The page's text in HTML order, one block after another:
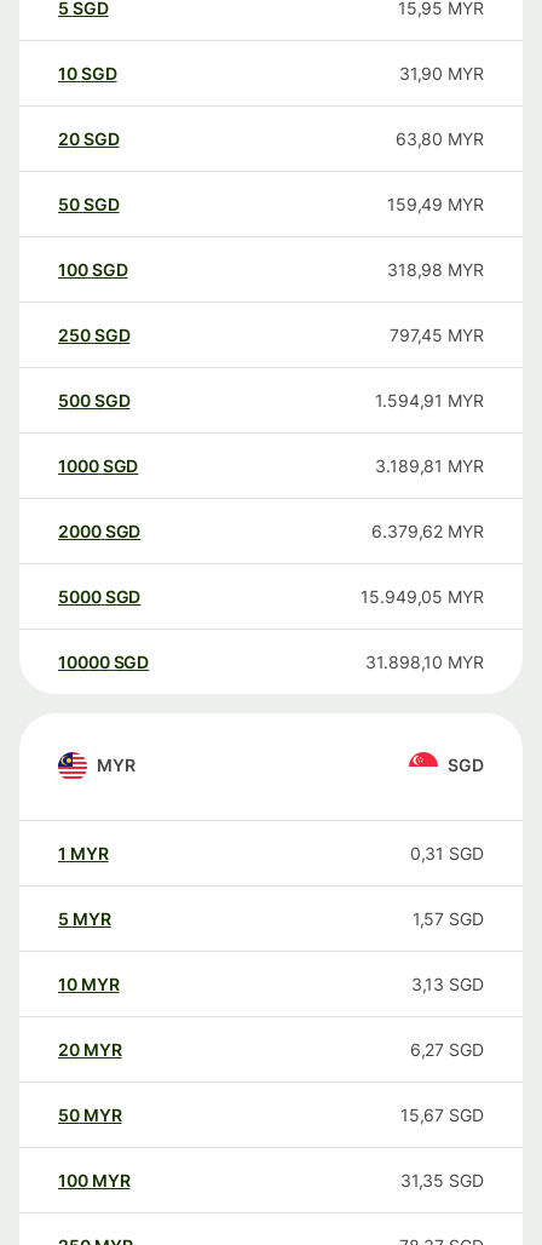
5 SGD 15,95 MYR
10SGD 31,90 MYR
20SGD 63,80 MYR
50SGD 159,49 MYR
100SGD 318,98 MYR
250SGD 797,45 MYR
500SGD 1.594,91 MYR
1000SGD 3.189,81 MYR
2000SGD 6.379,62 MYR
5000SGD 15.949,05 MYR
10000 SGD 31.898,10 MYR
MYR SGD
1 MYR 0,31 SGD
5 MYR 1,57 SGD
10 MYR 3,13 SGD
20 MYR 6,27 SGD
50 MYR 15,67 SGD
100 MYR 31,35 SGD